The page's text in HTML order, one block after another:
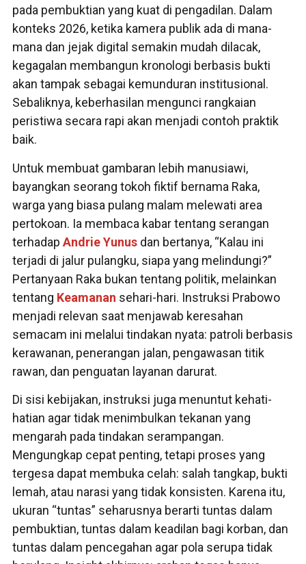
pada pembuktian yang kuat di pengadilan. Dalam
konteks 2026, ketika kamera publik ada di mana-
mana dan jejak digital semakin mudah dilacak,
kegagalan membangun kronologi berbasis bukti
akan tampak sebagai kemunduran institusional.
Sebaliknya, keberhasilan mengunci rangkaian
peristiwa secara rapi akan menjadi contoh praktik
baik.
Untuk membuat gambaran lebih manusiawi,
bayangkan seorang tokoh fiktif bernama Raka,
warga yang biasa pulang malam melewati area
pertokoan. Ia membaca kabar tentang serangan
terhadap Andrie Yunus dan bertanya, “Kalau ini
terjadi di jalur pulangku, siapa yang melindungi?”
Pertanyaan Raka bukan tentang politik, melainkan
tentang Keamanan sehari-hari. Instruksi Prabowo
menjadi relevan saat menjawab keresahan
semacam ini melalui tindakan nyata: patroli berbasis
kerawanan, penerangan jalan, pengawasan titik
rawan, dan penguatan layanan darurat.
Di sisi kebijakan, instruksi juga menuntut kehati-
hatian agar tidak menimbulkan tekanan yang
mengarah pada tindakan serampangan.
Mengungkap cepat penting, tetapi proses yang
tergesa dapat membuka celah: salah tangkap, bukti
lemah, atau narasi yang tidak konsisten. Karena itu,
ukuran “tuntas” seharusnya berarti tuntas dalam
pembuktian, tuntas dalam keadilan bagi korban, dan
tuntas dalam pencegahan agar pola serupa tidak